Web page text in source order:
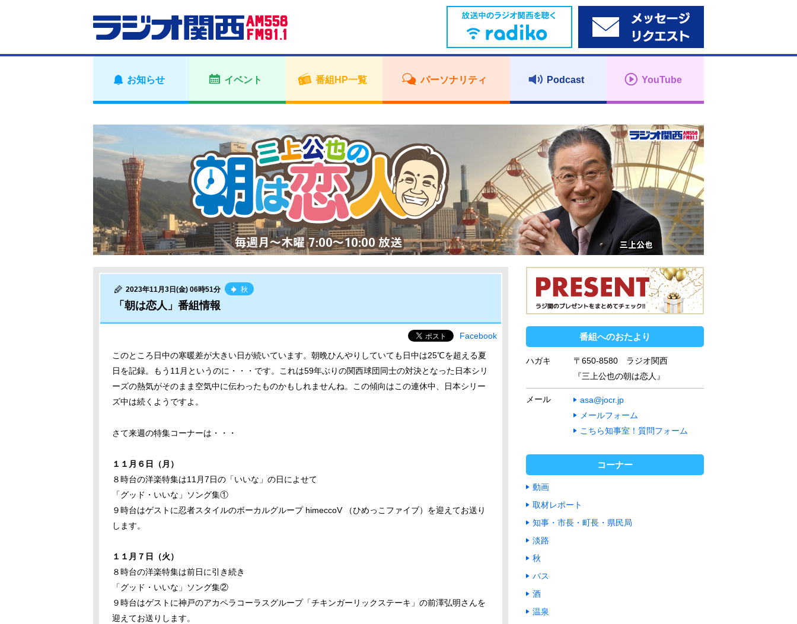
お知らせ イベント 番組HP一覧 パーソナリティ Podcast YouTube
2023年11月3日(金) 06時51分 秋
「朝は恋人」番組情報
Facebook
このところ日中の寒暖差が大きい日が続いています。朝晩ひんやりしていても日中は25℃を超える夏
日を記録。もう11月というのに・・・です。これは59年ぶりの関西球団同士の対決となった日本シリ
ーズの熱気がそのまま空気中に伝わったものかもしれませんね。この傾向はこの連休中、日本シリー
ズ中は続くようですよ。
さて来週の特集コーナーは・・・
１１月６日（月）
８時台の洋楽特集は11月7日の「いいな」の日によせて
「グッド・いいな」ソング集①
９時台はゲストに忍者スタイルのボーカルグループ himeccoV （ひめっこファイブ） を迎えてお送り
します。
１１月７日（火）
８時台の洋楽特集は前日に引き続き
「グッド・いいな」ソング集②
９時台はゲストに神戸のアカペラコーラスグループ「チキンガーリックステーキ」の前澤弘明さんを
迎えてお送りします。
番組へのおたより
ハガキ
〒650-8580 ラジオ関西
『三上公也の朝は恋人』
メール
asa@jocr.jp
メールフォーム
こちら知事室！質問フォーム
コーナー
動画
取材レポート
知事・市長・町長・県民局
淡路
秋
バス
酒
温泉